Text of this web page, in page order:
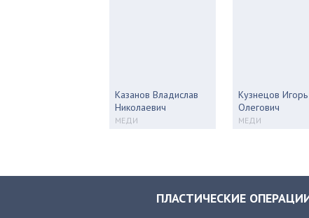
Казанов Владислав
Николаевич
МЕДИ
Кузнецов Игорь
Олегович
МЕДИ
ПЛАСТИЧЕСКИЕ